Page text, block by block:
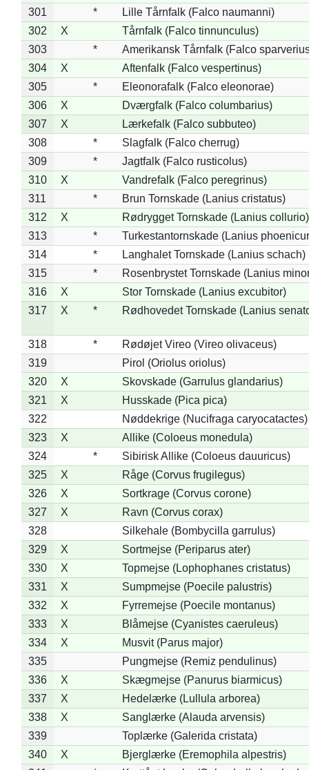
301
*
Lille Tårnfalk (Falco naumanni)
302
X
Tårnfalk (Falco tinnunculus)
303
*
Amerikansk Tårnfalk (Falco
304
X
Aftenfalk (Falco vespertinus)
305
*
Eleonorafalk (Falco eleonorae)
306
X
Dværgfalk (Falco columbarius)
307
X
Lærkefalk (Falco subbuteo)
308
*
Slagfalk (Falco cherrug)
309
*
Jagtfalk (Falco rusticolus)
310
X
Vandrefalk (Falco peregrinus)
311
*
Brun Tornskade (Lanius cristatus)
312
X
Rødrygget Tornskade (Lanius collurio)
313
*
Turkestantornskade (Lanius
314
*
Langhalet Tornskade (Lanius schach)
315
*
Rosenbrystet Tornskade (Lanius
316
X
Stor Tornskade (Lanius excubitor)
317
X * Rødhovedet Tornskade (Lanius
318 *
Rødøjet Vireo (Vireo olivaceus)
319
Pirol (Oriolus oriolus)
320
X
Skovskade (Garrulus glandarius)
321
X
Husskade (Pica pica)
322
Nøddekrige (Nucifraga caryocatactes)
323
X
Allike (Coloeus monedula)
324
*
Sibirisk Allike (Coloeus dauuricus)
325
X
Råge (Corvus frugilegus)
326
X
Sortkrage (Corvus corone)
327
X
Ravn (Corvus corax)
328
Silkehale (Bombycilla garrulus)
329
X
Sortmejse (Periparus ater)
330
X
Topmejse (Lophophanes cristatus)
331
X
Sumpmejse (Poecile palustris)
332
X
Fyrremejse (Poecile montanus)
333
X
Blåmejse (Cyanistes caeruleus)
334
X
Musvit (Parus major)
335
Pungmejse (Remiz pendulinus)
336
X
Skægmejse (Panurus biarmicus)
337
X
Hedelærke (Lullula arborea)
338
X
Sanglærke (Alauda arvensis)
339
Toplærke (Galerida cristata)
340
X
Bjerglærke (Eremophila alpestris)